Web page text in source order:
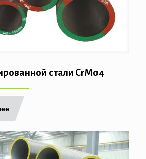
стали CrMo4